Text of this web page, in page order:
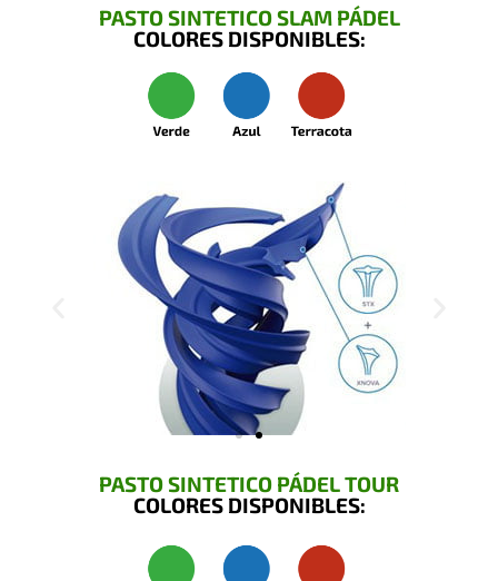
PASTO SINTETICO SLAM PÁDEL
COLORES DISPONIBLES:
PASTO SINTETICO PÁDEL TOUR
COLORES DISPONIBLES: